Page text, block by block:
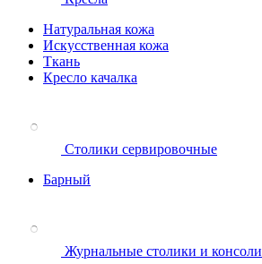
Натуральная кожа
Искусственная кожа
Ткань
Кресло качалка
Столики сервировочные
Барный
Журнальные столики и консоли